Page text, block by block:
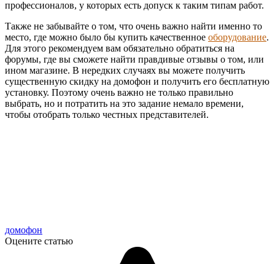
профессионалов, у которых есть допуск к таким типам работ.
Также не забывайте о том, что очень важно найти именно то
место, где можно было бы купить качественное оборудование.
Для этого рекомендуем вам обязательно обратиться на
форумы, где вы сможете найти правдивые отзывы о том, или
ином магазине. В нередких случаях вы можете получить
существенную скидку на домофон и получить его бесплатную
установку. Поэтому очень важно не только правильно
выбрать, но и потратить на это задание немало времени,
чтобы отобрать только честных представителей.
домофон
Оцените статью